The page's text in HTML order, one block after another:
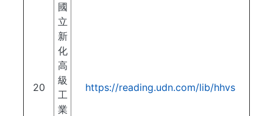
20
國
立
新
化
高
級
工
業
https://reading.udn.com/lib/hhvs